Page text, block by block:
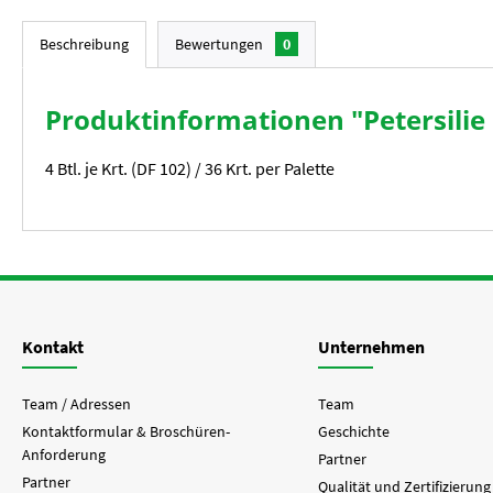
Beschreibung Bewertungen 0
Produktinformationen "Petersilie
4 Btl. je Krt. (DF 102) / 36 Krt. per Palette
Kontakt
Team / Adressen
Kontaktformular & Broschüren-
Anforderung
Partner
Unternehmen
Team
Geschichte
Partner
Qualität und Zertifizierung